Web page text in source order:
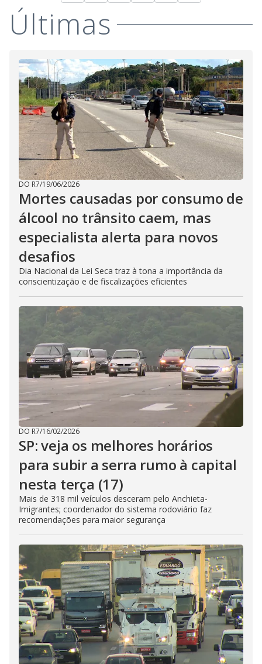
Últimas
DO R7/19/06/2026
Mortes causadas por consumo de
álcool no trânsito caem, mas
especialista alerta para novos
desafios
Dia Nacional da Lei Seca traz à tona a importância da
conscientização e de fiscalizações eficientes
DO R7/16/02/2026
SP: veja os melhores horários
para subir a serra rumo à capital
nesta terça (17)
Mais de 318 mil veículos desceram pelo Anchieta-
Imigrantes; coordenador do sistema rodoviário faz
recomendações para maior segurança